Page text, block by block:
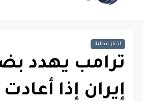
اخبار محلية
ترامب يهدد
إيران إذا أعادت